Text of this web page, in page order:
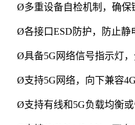
Ø多重设备自检机制，确保
Ø各接口ESD防护，防止静
Ø具备5G 网络信号指示灯
Ø支持5G网络， 向下兼容4G
Ø支持有线和5G负载均衡